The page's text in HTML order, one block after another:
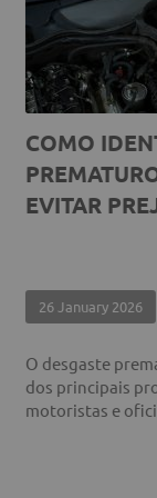
DE
DE
14
Com a
estradas